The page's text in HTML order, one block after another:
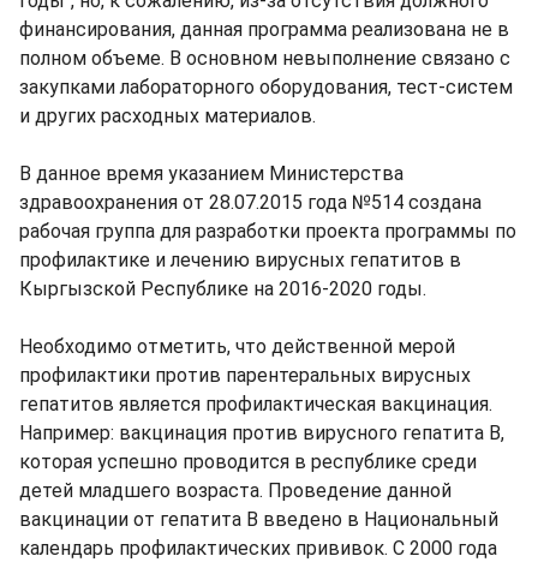
финансирования, данная программа реализована не в
полном объеме. В основном невыполнение связано с
закупками лабораторного оборудования, тест-систем
и других расходных материалов.
В данное время указанием Министерства
здравоохранения от 28.07.2015 года №514 создана
рабочая группа для разработки проекта программы по
профилактике и лечению вирусных гепатитов в
Кыргызской Республике на 2016-2020 годы.
Необходимо отметить, что действенной мерой
профилактики против парентеральных вирусных
гепатитов является профилактическая вакцинация.
Например: вакцинация против вирусного гепатита В,
которая успешно проводится в республике среди
детей младшего возраста. Проведение данной
вакцинации от гепатита В введено в Национальный
календарь профилактических прививок. С 2000 года